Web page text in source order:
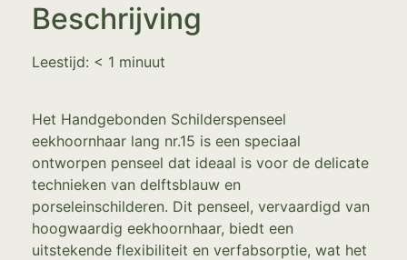
Beschrijving
Leestijd: < 1 minuut
Het Handgebonden Schilderspenseel
eekhoornhaar lang nr.15 is een speciaal
ontworpen penseel dat ideaal is voor de delicate
technieken van delftsblauw en
porseleinschilderen. Dit penseel, vervaardigd van
hoogwaardig eekhoornhaar, biedt een
uitstekende flexibiliteit en verfabsorptie, wat het